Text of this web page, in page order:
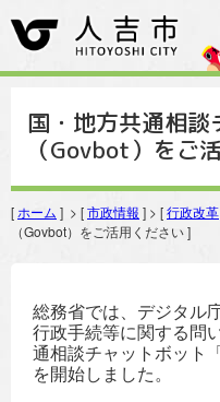
国・地方共通相談
（Govbot）をご
[ ホーム ] > [市政情報 ] > [行政改革
（Govbot）をご活用ください ]
総務省では、デジタル
行政手続等に関する問
通相談チャットボット
を開始しました。